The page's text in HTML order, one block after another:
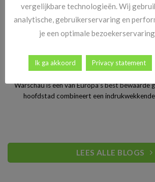
Stedentrip Warschau: ontdek de
Polen’s bruisende
Warschau is een van Europa’s best bewaarde
hoofdstad combineert een indrukwekkende
LEES ALLE BLOGS
vergelijkbare technologieën. Wij
analytische, gebruikerservaring en
je een optimale bezoekerservaring
Ik ga akkoord Privacy statement